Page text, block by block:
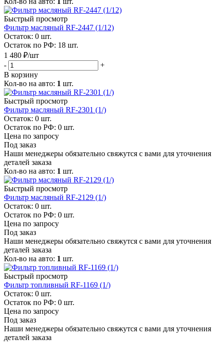
Быстрый просмотр
Фильтр масляный RF-2447 (1/12)
Остаток: 0 шт.
Остаток по РФ: 18 шт.
1 480 ₽/шт
-
+
В корзину
Кол-во на авто: 1 шт.
Быстрый просмотр
Фильтр масляный RF-2301 (1/)
Остаток: 0 шт.
Остаток по РФ: 0 шт.
Цена по запросу
Под заказ
Наши менеджеры обязательно свяжутся с вами для уточнения
деталей заказа
Кол-во на авто: 1 шт.
Быстрый просмотр
Фильтр масляный RF-2129 (1/)
Остаток: 0 шт.
Остаток по РФ: 0 шт.
Цена по запросу
Под заказ
Наши менеджеры обязательно свяжутся с вами для уточнения
деталей заказа
Кол-во на авто: 1 шт.
Быстрый просмотр
Фильтр топливный RF-1169 (1/)
Остаток: 0 шт.
Остаток по РФ: 0 шт.
Цена по запросу
Под заказ
Наши менеджеры обязательно свяжутся с вами для уточнения
деталей заказа